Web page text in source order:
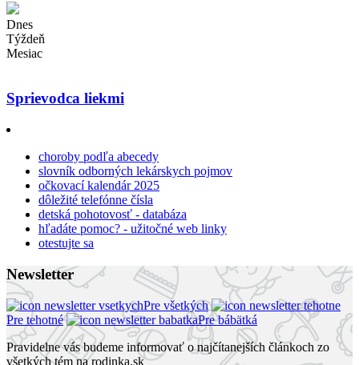
Dnes
Týždeň
Mesiac
Sprievodca liekmi
choroby podľa abecedy
slovník odborných lekárskych pojmov
očkovací kalendár 2025
dôležité telefónne čísla
detská pohotovosť - databáza
hľadáte pomoc? - užitočné web linky
otestujte sa
Newsletter
Pre všetkých
Pre tehotné
Pre bábätká
Pravidelne vás budeme informovať o najčítanejších článkoch zo
všetkých tém na rodinka.sk